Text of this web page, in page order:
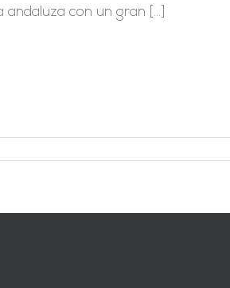
con un gran [...]